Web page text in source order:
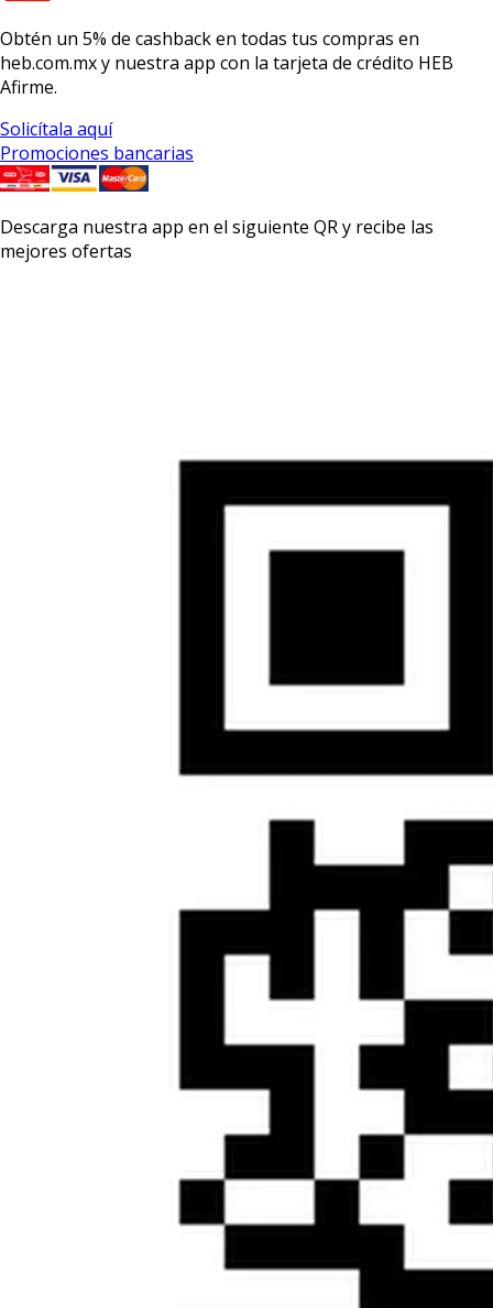
Obtén un 5% de cashbacken todas tus compras en
heb.com.mx y nuestra app con la tarjeta de crédito HEB
Afirme.
Solicítala aquí
Promociones bancarias
Descarga nuestra app en el siguiente QR y recibe las
mejores ofertas